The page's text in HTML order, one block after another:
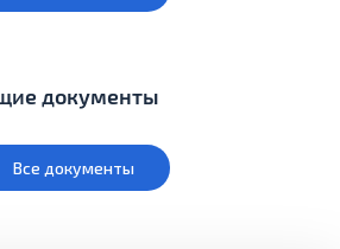
документы
Все документы